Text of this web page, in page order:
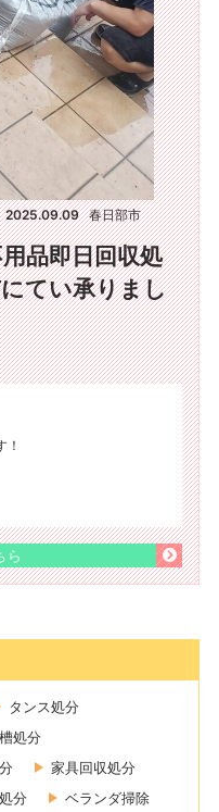
2025.09.09 春日部市
品即日回収処
てい承りまし
！
ら
タンス処分
処分
家具回収処分
分
ベランダ掃除